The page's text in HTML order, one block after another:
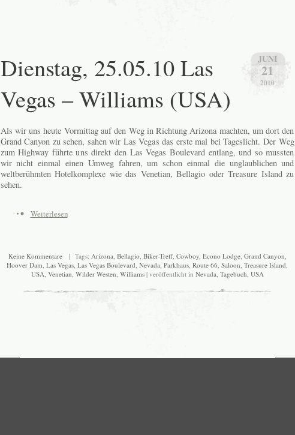
JUNI
21
2010
Dienstag, 25.05.10 Las
Vegas – Williams (USA)
Als wir uns heute Vormittag auf den Weg in Richtung Arizona machten, um dort den
Grand Canyon zu sehen, sahen wir Las Vegas das erste mal bei Tageslicht. Der Weg
zum Highway führte uns direkt den Las Vegas Boulevard entlang, und so mussten
wir nicht einmal einen Umweg fahren, um schon einmal die unglaublichen und
weltberühmten Hotelkomplexe wie das Venetian, Bellagio oder Treasure Island zu
sehen.
Weiterlesen
Keine Kommentare| Tags: Arizona, Bellagio, Biker-Treff, Cowboy, Econo Lodge, Grand Canyon,
Hoover Dam, Las Vegas, Las Vegas Boulevard, Nevada, Parkhaus, Route 66, Saloon, Treasure Island,
USA, Venetian, Wilder Westen, Williams| veröffentlicht in Nevada, Tagebuch, USA